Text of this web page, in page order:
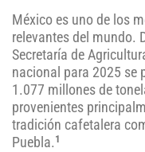
México es uno de los
relevantes del mundo.
Secretaría de
nacional para 2025 se
1.077 millones de
provenientes
tradición cafetalera
Puebla. 1